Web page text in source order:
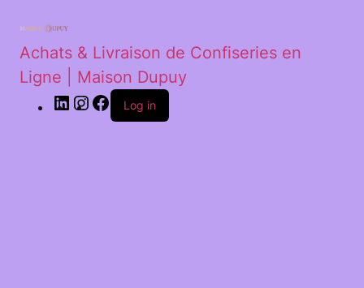
Achats & Livraison de Confiseries en
Ligne | Maison Dupuy
Log in